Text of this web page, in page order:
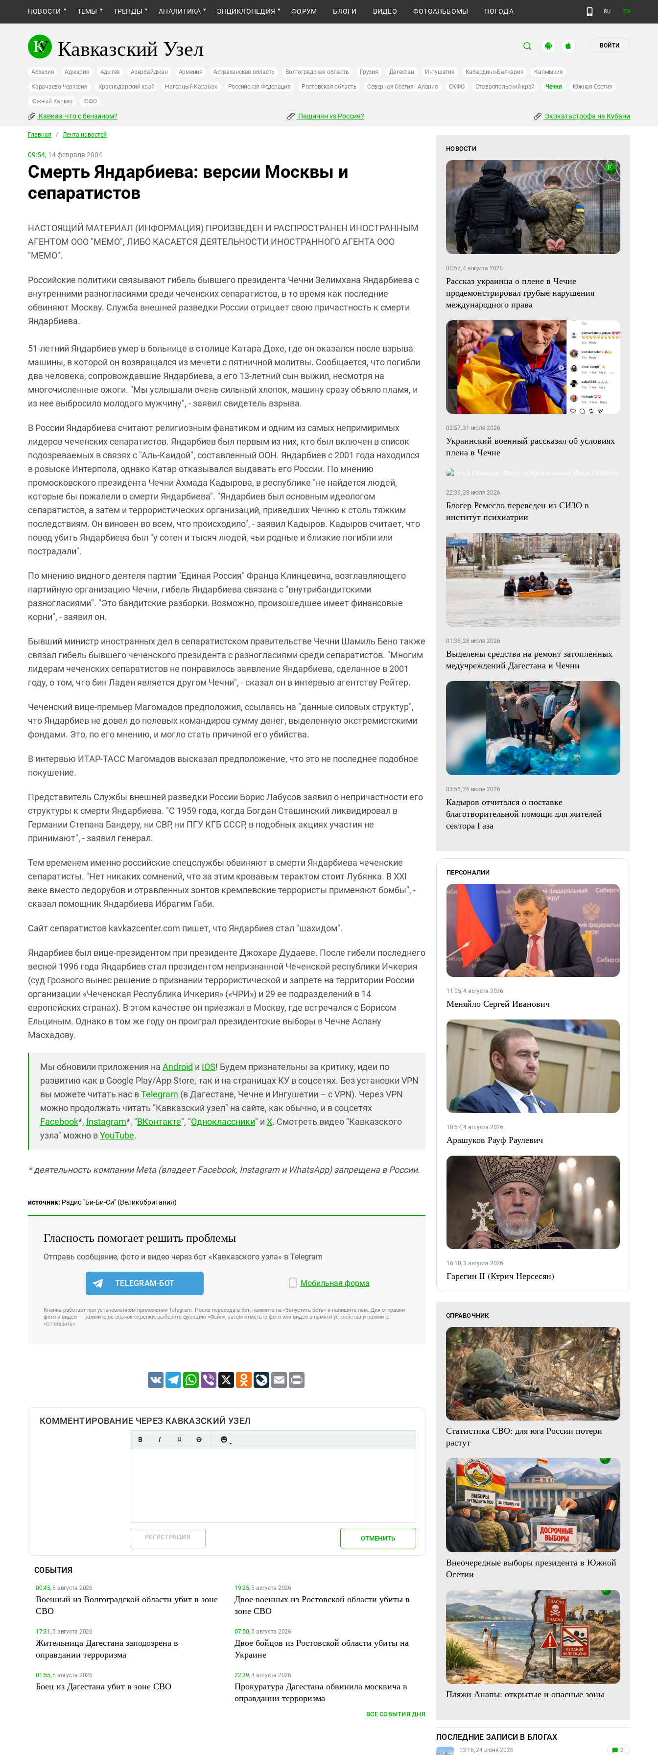
НОВОСТИ ТЕМЫ ТРЕНДЫ АНАЛИТИКА ЭНЦИКЛОПЕДИЯ ФОРУМ БЛОГИ ВИДЕО ФОТОАЛЬБОМЫ ПОГОДА RU EN
Кавказский Узел ВОЙТИ
Абхазия Аджария Адыгея Азербайджан Армения Астраханская область Волгоградская область Грузия Дагестан Ингушетия Кабардино-Балкария Калмыкия
Карачаево-Черкесия Краснодарский край Нагорный Карабах Российская Федерация Ростовская область Северная Осетия - Алания СКФО Ставропольский край Чечня Южная Осетия
Южный Кавказ ЮФО
Кавказ: что с бензином? Пашинян vs Россия? Экокатастрофа на Кубани
Главная / Лента новостей
09:54, 14 февраля 2004
Смерть Яндарбиева: версии Москвы и
сепаратистов
НАСТОЯЩИЙ МАТЕРИАЛ (ИНФОРМАЦИЯ) ПРОИЗВЕДЕН И РАСПРОСТРАНЕН ИНОСТРАННЫМ
АГЕНТОМ ООО "МЕМО", ЛИБО КАСАЕТСЯ ДЕЯТЕЛЬНОСТИ ИНОСТРАННОГО АГЕНТА ООО
"МЕМО".
Российские политики связывают гибель бывшего президента Чечни Зелимхана Яндарбиева с
внутренними разногласиями среди чеченских сепаратистов, в то время как последние
обвиняют Москву. Служба внешней разведки России отрицает свою причастность к смерти
Яндарбиева.
51-летний Яндарбиев умер в больнице в столице Катара Дохе, где он оказался после взрыва
машины, в которой он возвращался из мечети с пятничной молитвы. Сообщается, что погибли
два человека, сопровождавшие Яндарбиева, а его 13-летний сын выжил, несмотря на
многочисленные ожоги. "Мы услышали очень сильный хлопок, машину сразу объяло пламя, и
из нее выбросило молодого мужчину", - заявил свидетель взрыва.
В России Яндарбиева считают религиозным фанатиком и одним из самых непримиримых
лидеров чеченских сепаратистов. Яндарбиев был первым из них, кто был включен в список
подозреваемых в связях с "Аль-Каидой", составленный ООН. Яндарбиев с 2001 года находился
в розыске Интерпола, однако Катар отказывался выдавать его России. По мнению
промосковского президента Чечни Ахмада Кадырова, в республике "не найдется людей,
которые бы пожалели о смерти Яндарбиева". "Яндарбиев был основным идеологом
сепаратистов, а затем и террористических организаций, приведших Чечню к столь тяжким
последствиям. Он виновен во всем, что происходило", - заявил Кадыров. Кадыров считает, что
повод убить Яндарбиева был "у сотен и тысяч людей, чьи родные и близкие погибли или
пострадали".
По мнению видного деятеля партии "Единая Россия" Франца Клинцевича, возглавляющего
партийную организацию Чечни, гибель Яндарбиева связана с "внутрибандитскими
разногласиями". "Это бандитские разборки. Возможно, произошедшее имеет финансовые
корни", - заявил он.
Бывший министр иностранных дел в сепаратистском правительстве Чечни Шамиль Бено также
связал гибель бывшего чеченского президента с разногласиями среди сепаратистов. "Многим
лидерам чеченских сепаратистов не понравилось заявление Яндарбиева, сделанное в 2001
году, о том, что бин Ладен является другом Чечни", - сказал он в интервью агентству Рейтер.
Чеченский вице-премьер Магомадов предположил, ссылаясь на "данные силовых структур",
что Яндарбиев не довел до полевых командиров сумму денег, выделенную экстремистскими
фондами. Это, по его мнению, и могло стать причиной его убийства.
В интервью ИТАР-ТАСС Магомадов высказал предположение, что это не последнее подобное
покушение.
Представитель Службы внешней разведки России Борис Лабусов заявил о непричастности его
структуры к смерти Яндарбиева. "С 1959 года, когда Богдан Сташинский ликвидировал в
Германии Степана Бандеру, ни СВР, ни ПГУ КГБ СССР, в подобных акциях участия не
принимают", - заявил генерал.
Тем временем именно российские спецслужбы обвиняют в смерти Яндарбиева чеченские
сепаратисты. "Нет никаких сомнений, что за этим кровавым терактом стоит Лубянка. В XXI
веке вместо ледорубов и отравленных зонтов кремлевские террористы применяют бомбы", -
сказал помощник Яндарбиева Ибрагим Габи.
Сайт сепаратистов kavkazcenter.com пишет, что Яндарбиев стал "шахидом".
Яндарбиев был вице-президентом при президенте Джохаре Дудаеве. После гибели последнего
весной 1996 года Яндарбиев стал президентом непризнанной Чеченской республики Ичкерия
(суд Грозного вынес решение о признании террористической и запрете на территории России
организации «Чеченская Республика Ичкерия» («ЧРИ») и 29 ее подразделений в 14
европейских странах). В этом качестве он приезжал в Москву, где встречался с Борисом
Ельциным. Однако в том же году он проиграл президентские выборы в Чечне Аслану
Масхадову.
Мы обновили приложения на Android и IOS! Будем признательны за критику, идеи по
развитию как в Google Play/App Store, так и на страницах КУ в соцсетях. Без установки VPN
вы можете читать нас вTelegram (в Дагестане, Чечне и Ингушетии – с VPN). Через VPN
можно продолжать читать "Кавказский узел" на сайте, как обычно, и в соцсетях
Facebook*, Instagram*, "ВКонтакте", "Одноклассники" и X. Смотреть видео "Кавказского
узла" можно вYouTube.
* деятельность компании Meta (владеет Facebook, Instagram и WhatsApp) запрещена в России.
источник: Радио "Би-Би-Си" (Великобритания)
Гласность помогает решить проблемы
Отправь сообщение, фото и видео через бот «Кавказского узла» в Telegram
TELEGRAM-БОТ Мобильная форма
Кнопка работает при установленном приложении Telegram. После перехода в бот, нажмите на «Запустить бота» и напишите нам. Для отправки
фото и видео — нажмите на значок скрепки, выберите функцию «Файл», затем отметьте фото или видео в памяти устройства и нажмите
«Отправить».
VK TelegramWhatsApp
Viber X Odnoklassniki
LiveJournal
Email
КОММЕНТИРОВАНИЕ ЧЕРЕЗ КАВКАЗСКИЙ УЗЕЛ
РЕГИСТРАЦИЯ ОТМЕНИТЬ
СОБЫТИЯ
00:45,6 августа 2026
Военный из Волгоградской области убит в зоне
СВО
19:25,5 августа 2026
Двое военных из Ростовской области убиты в
зоне СВО
17:31,5 августа 2026
Жительница Дагестана заподозрена в
оправдании терроризма
07:50,5 августа 2026
Двое бойцов из Ростовской области убиты на
Украине
01:55,5 августа 2026
Боец из Дагестана убит в зоне СВО
22:39,4 августа 2026
Прокуратура Дагестана обвинила москвича в
оправдании терроризма
ВСЕ СОБЫТИЯ ДНЯ
НОВОСТИ
00:57, 4 августа 2026
Рассказ украинца о плене в Чечне
продемонстрировал грубые нарушения
международного права
02:57, 31 июля 2026
Украинский военный рассказал об условиях
плена в Чечне
22:36, 28 июля 2026
Блогер Ремесло переведен из СИЗО в
институт психиатрии
01:36, 28 июля 2026
Выделены средства на ремонт затопленных
медучреждений Дагестана и Чечни
03:56, 26 июля 2026
Кадыров отчитался о поставке
благотворительной помощи для жителей
сектора Газа
ПЕРСОНАЛИИ
11:05, 4 августа 2026
Меняйло Сергей Иванович
10:57, 4 августа 2026
Арашуков Рауф Раулевич
16:10, 3 августа 2026
Гарегин II (Ктрич Нерсесян)
СПРАВОЧНИК
Статистика СВО: для юга России потери
растут
Внеочередные выборы президента в Южной
Осетии
Пляжи Анапы: открытые и опасные зоны
ПОСЛЕДНИЕ ЗАПИСИ В БЛОГАХ
13:16, 24 июня 2026 2